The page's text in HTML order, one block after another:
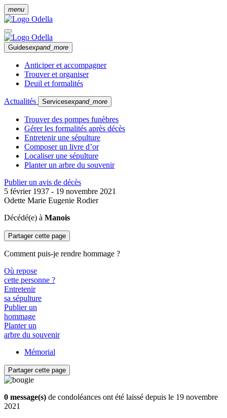
menu
Guidesexpand_more
Anticiper et accompagner
Trouver et organiser
Deuil et formalités
Actualités Servicesexpand_more
Trouver des pompes funèbres
Gérer les formalités après décès
Entretenir une sépulture
Composer un livre d’or
Localiser une sépulture
Planter un arbre du souvenir
Publier un avis de décès
5 février 1937 - 19 novembre 2021
Odette Marie Eugenie Rodier
Décédé(e) à Manois
Partager cette page
Comment puis-je rendre hommage ?
Où repose
cette personne ?
Entretenir
sa sépulture
Publier un
hommage
Planter un
arbre du souvenir
Mémorial
Partager cette page
0 message(s) de condoléances ont été laissé depuis le 19 novembre
2021